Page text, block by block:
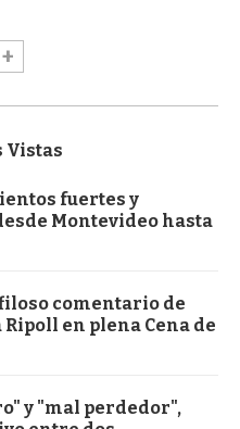
Vistas
fuertes y
Montevideo hasta
comentario de
en plena Cena de
y "mal perdedor",